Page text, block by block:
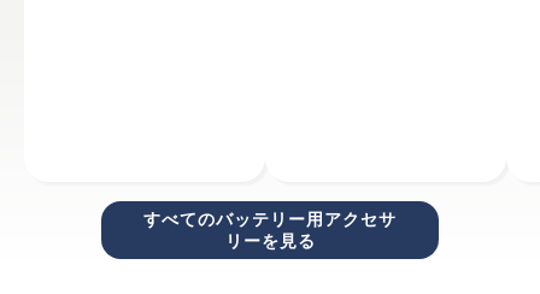
すべてのバッテリー用アクセサ
リーを見る